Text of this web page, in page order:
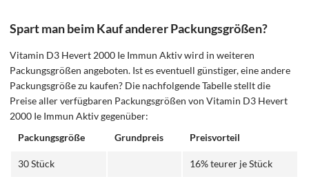
Spart man beim Kauf anderer Packungsgrößen?
Vitamin D3 Hevert 2000 Ie Immun Aktiv wird in weiteren
Packungsgrößen angeboten. Ist es eventuell günstiger, eine andere
Packungsgröße zu kaufen? Die nachfolgende Tabelle stellt die
Preise aller verfügbaren Packungsgrößen von Vitamin D3 Hevert
2000 Ie Immun Aktiv gegenüber:
Packungsgröße
Grundpreis Preisvorteil
30 Stück 16% teurer je Stück